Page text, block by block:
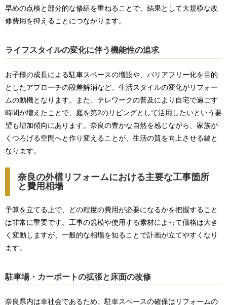
早めの点検と部分的な修繕を重ねることで、結果として大規模な改
修費用を抑えることにつながります。
ライフスタイルの変化に伴う機能性の追求
お子様の成長による駐車スペースの増設や、バリアフリー化を目的
としたアプローチの段差解消など、生活スタイルの変化がリフォー
ムの動機となります。また、テレワークの普及により自宅で過ごす
時間が増えたことで、庭を第2のリビングとして活用したいという要
望も増加傾向にあります。奈良の豊かな自然を感じながら、家族が
くつろげる空間へと作り変えることが、生活の質を向上させる鍵と
なります。
奈良の外構リフォームにおける主要な工事箇所
と費用相場
予算を立てる上で、どの程度の費用が必要になるかを把握すること
は非常に重要です。工事の規模や使用する素材によって価格は大き
く変動しますが、一般的な相場を知ることで計画が立てやすくなり
ます。
駐車場・カーポートの拡張と床面の改修
奈良県内は車社会であるため、駐車スペースの確保はリフォームの